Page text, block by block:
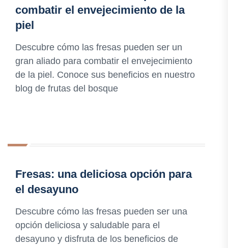
combatir el envejecimiento de la
piel
Descubre cómo las fresas pueden ser un
gran aliado para combatir el envejecimiento
de la piel. Conoce sus beneficios en nuestro
blog de frutas del bosque
Fresas: una deliciosa opción para
el desayuno
Descubre cómo las fresas pueden ser una
opción deliciosa y saludable para el
desayuno y disfruta de los beneficios de